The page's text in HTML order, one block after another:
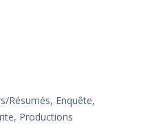
Résumés, Enquête,
Productions